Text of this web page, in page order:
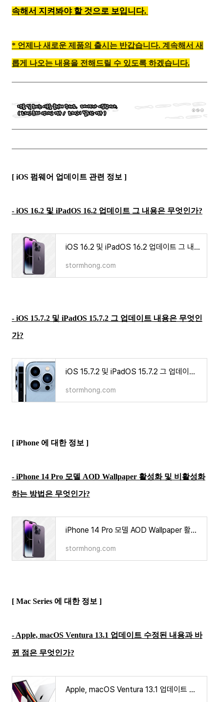
속해서 지켜봐야 할 것으로 보입니다.
* 언제나 새로운 제품의 출시는 반갑습니다. 계속해서 새
롭게 나오는 내용을 전해드릴 수 있도록 하겠습니다.
[ iOS 펌웨어 업데이트 관련 정보 ]
- iOS 16.2 및 iPadOS 16.2 업데이트 그 내용은 무엇인가?
iOS 16.2 및 iPadOS 16.2 업데이트 그 내용은 무엇인가?
stormhong.com
- iOS 15.7.2 및 iPadOS 15.7.2 그 업데이트 내용은 무엇인
가?
iOS 15.7.2 및 iPadOS 15.7.2 그 업데이트 내용은 무엇인가?
stormhong.com
[ iPhone 에 대한 정보 ]
- iPhone 14 Pro 모델 AOD Wallpaper 활성화 및 비활성화
하는 방법은 무엇인가?
iPhone 14 Pro 모델 AOD Wallpaper 활성화 및 비활성화하는 방법은 무엇인가?
stormhong.com
[ Mac Series 에 대한 정보 ]
- Apple, macOS Ventura 13.1 업데이트 수정된 내용과 바
뀐 점은 무엇인가?
Apple, macOS Ventura 13.1 업데이트 수정된 내용과 바뀐 점은 무엇인가?